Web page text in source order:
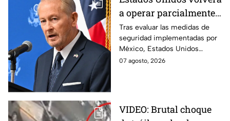
a operar parcialmente
en Michoacán tras
suspensión por
motivos de seguridad
Tras evaluar las medidas de
seguridad implementadas por
México, Estados Unidos
reanudará parcialmente sus
07 agosto, 2026
VIDEO: Brutal choque